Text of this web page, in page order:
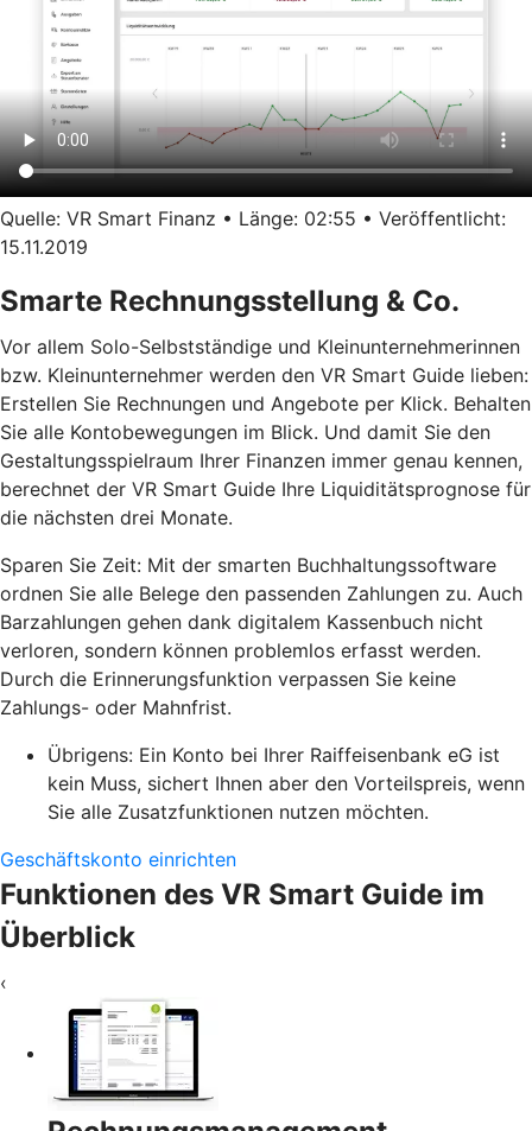
Quelle: VR Smart Finanz • Länge: 02:55 • Veröffentlicht:
15.11.2019
Smarte Rechnungsstellung & Co.
Vor allem Solo-Selbstständige und Kleinunternehmerinnen
bzw. Kleinunternehmer werden den VR Smart Guide lieben:
Erstellen Sie Rechnungen und Angebote per Klick. Behalten
Sie alle Kontobewegungen im Blick. Und damit Sie den
Gestaltungsspielraum Ihrer Finanzen immer genau kennen,
berechnet der VR Smart Guide Ihre Liquiditätsprognose für
die nächsten drei Monate.
Sparen Sie Zeit: Mit der smarten Buchhaltungssoftware
ordnen Sie alle Belege den passenden Zahlungen zu. Auch
Barzahlungen gehen dank digitalem Kassenbuch nicht
verloren, sondern können problemlos erfasst werden.
Durch die Erinnerungsfunktion verpassen Sie keine
Zahlungs- oder Mahnfrist.
Übrigens: Ein Konto bei Ihrer Raiffeisenbank eG ist
kein Muss, sichert Ihnen aber den Vorteilspreis, wenn
Sie alle Zusatzfunktionen nutzen möchten.
Geschäftskonto einrichten
Funktionen des VR Smart Guide im
Überblick
‹